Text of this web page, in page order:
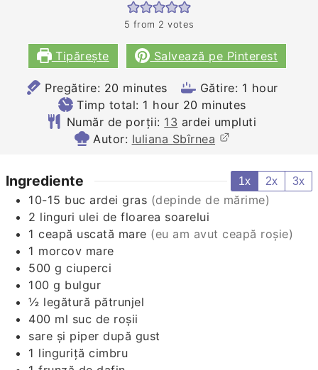
5 from 2 votes
Tipărește Salvează pe Pinterest
Pregătire: 20minutes
minutes Gătire: 1 hour
hour
Timp total: 1 hour
hour 20minutes
minutes
Număr de porții: 13 ardei umpluti
Autor: Iuliana Sbîrnea
Ingrediente 1x 2x 3x
10-15 buc ardei gras (depinde de mărime)
2 linguri ulei de floarea soarelui
1 ceapă uscată mare (eu am avut ceapă roșie)
1 morcov mare
500 g ciuperci
100 g bulgur
½ legătură pătrunjel
400 ml suc de roșii
sare și piper după gust
1 linguriță cimbru